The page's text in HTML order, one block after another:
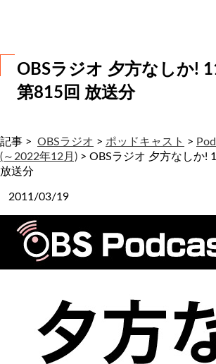
OBSラジオ 夕方なしか!
第815回 放送分
記事 > OBSラジオ > ポッドキャスト >
(～2022年12月) > OBSラジオ 夕方なしか!
放送分
2011/03/19